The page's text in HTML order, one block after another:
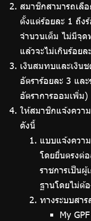
สมาชิกสามารถเลื
ตั้งแต่ร้อยละ 1 ถึง
จำนวนเต็ม ไม่มีจุ
แล้วจะไม่เกินร้อยล
เงินสมทบและเงิน
อัตราร้อยละ 3 แล
อัตราการออมเพิ่ม)
ให้สมาชิกแจ้งควา
ดังนี้
แบบแจ้งควา
โดยยื่นตรงต่
ราชการเป็น
ฐานโดยไม่ต้
ทางระบบสา
My